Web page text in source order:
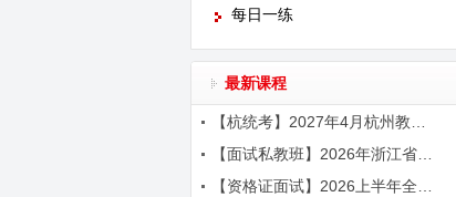
每日一练
最新课程